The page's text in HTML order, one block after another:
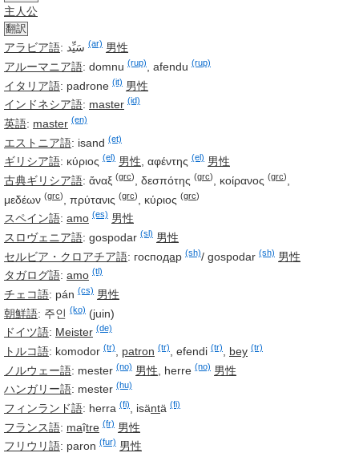
主人公
翻訳
アラビア語: سَيِّد (ar) 男性
アルーマニア語: domnu (rup) afendu (rup)
イタリア語: padrone (it) 男性
インドネシア語: master (id)
英語: master (en)
エストニア語: isand (et)
ギリシア語: κύριος (el) 男性 αφέντης (el) 男性
古典ギリシア語: ἄναξ (grc) δεσπότης (grc) κοίρανος (grc)
μεδέων (grc) πρύτανις (grc) κύριος (grc)
スペイン語: amo (es) 男性
スロヴェニア語: gospodar (sl) 男性
セルビア・クロアチア語: господар (sh)/ gospodar (sh) 男性
タガログ語: amo (tl)
チェコ語: pán (cs) 男性
朝鮮語: 주인 (ko) (juin)
ドイツ語: Meister (de)
トルコ語: komodor (tr) patron (tr) efendi (tr) bey (tr)
ノルウェー語: mester (no) 男性 herre (no) 男性
ハンガリー語: mester (hu)
フィンランド語: herra (fi) isäntä (fi)
フランス語: maître (fr) 男性
フリウリ語: paron (fur) 男性